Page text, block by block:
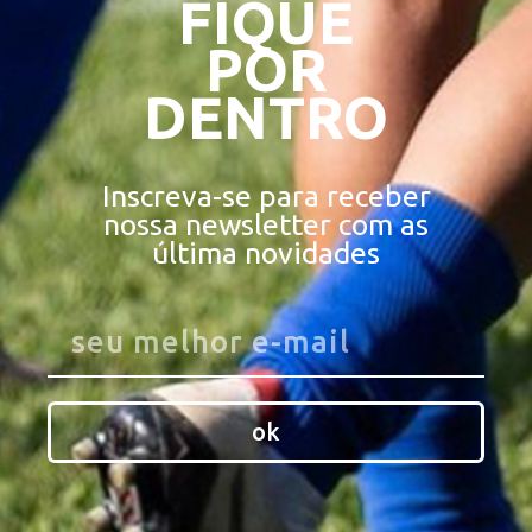
FIQUE
POR
DENTRO
Inscreva-se para receber
nossa newsletter com as
última novidades
ok